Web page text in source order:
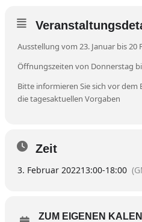
Ausstellung vom 23. Januar bis 20
Öffnungszeiten von Donnerstag
Bitte informieren Sie sich vor dem
die tagesaktuellen Vorgaben
Zeit
3. Februar 202213:00-18:00
ZUM EIGENEN